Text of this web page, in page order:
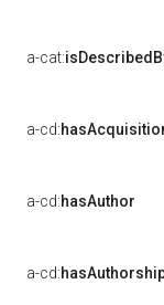
a-cat:
a-cd:
a-cd:hasAuthor
a-cd: